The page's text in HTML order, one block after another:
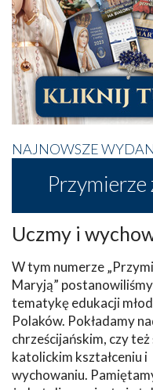
NAJNOWSZE
Uczmy i
W tym numerze
Maryją”
tematykę edukacji
Polaków. Pokładamy
chrześcijańskim, czy też
katolickim kształceniu i
wychowaniu.